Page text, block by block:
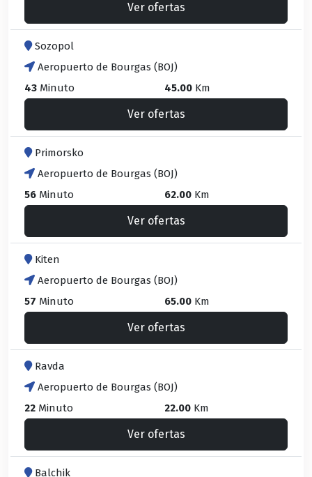
Ver ofertas
Sozopol
Aeropuerto de Bourgas (BOJ)
43 Minuto 45.00 Km
Ver ofertas
Primorsko
Aeropuerto de Bourgas (BOJ)
56 Minuto 62.00 Km
Ver ofertas
Kiten
Aeropuerto de Bourgas (BOJ)
57 Minuto 65.00 Km
Ver ofertas
Ravda
Aeropuerto de Bourgas (BOJ)
22 Minuto 22.00 Km
Ver ofertas
Balchik